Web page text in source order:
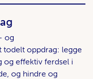
og
todelt oppdrag: legge
og effektiv ferdsel i
og hindre og